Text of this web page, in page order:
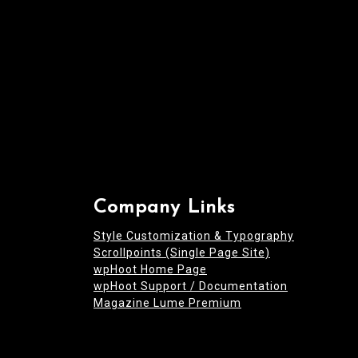
Company Links
Style Customization & Typography
Scrollpoints (Single Page Site)
wpHoot Home Page
wpHoot Support / Documentation
Magazine Lume Premium